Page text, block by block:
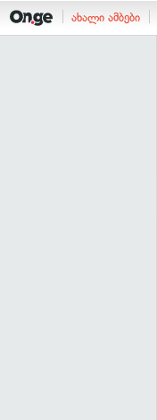
ახალი ამბები